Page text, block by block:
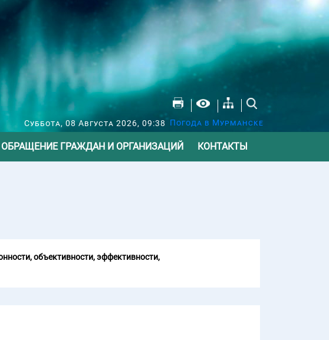
Суббота, 08 Августа 2026, 09:38 Погода в Мурманске
ОБРАЩЕНИЕ ГРАЖДАН И ОРГАНИЗАЦИЙ КОНТАКТЫ
объективности, эффективности,